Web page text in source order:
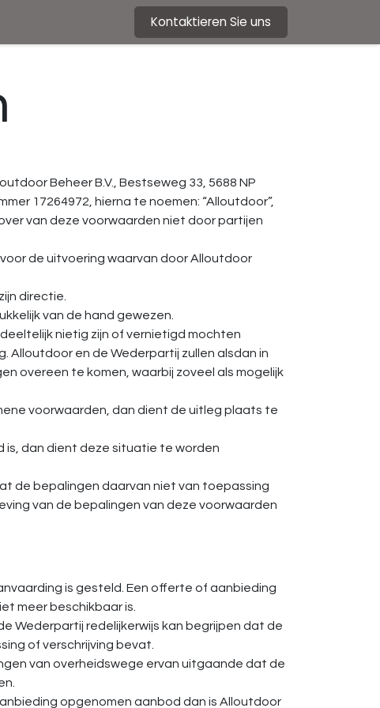
Kontaktieren Sie uns
Beheer B.V., Bestseweg 33, 5688 NP
17264972, hierna te noemen: “Alloutdoor”,
van deze voorwaarden niet door partijen
de uitvoering waarvan door Alloutdoor
directie.
van de hand gewezen.
nietig zijn of vernietigd mochten
en de Wederpartij zullen alsdan in
overeen te komen, waarbij zoveel als mogelijk
voorwaarden, dan dient de uitleg plaats te
is, dan dient deze situatie te worden
de bepalingen daarvan niet van toepassing
van de bepalingen van deze voorwaarden
is gesteld. Een offerte of aanbieding
meer beschikbaar is.
Wederpartij redelijkerwijs kan begrijpen dat de
of verschrijving bevat.
van overheidswege ervan uitgaande dat de
opgenomen aanbod dan is Alloutdoor